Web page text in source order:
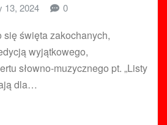
13, 2024 0
święta zakochanych,
wyjątkowego,
słowno-muzycznego pt. „Listy
dla…